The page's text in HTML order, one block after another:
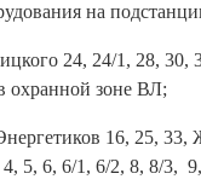
на
24, 24/1, 28,
охранной зоне ВЛ;
16, 25, 33,
5, 6, 6/1, 6/2, 8, 8/3,